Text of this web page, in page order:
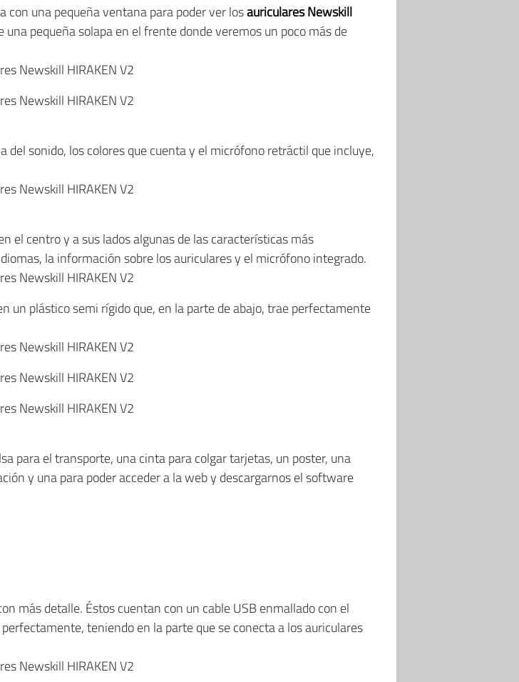
una pequeña ventana para poder ver losauriculares Newskill
pequeña solapa en el frente donde veremos un poco más de
del sonido, los colores que cuenta y el micrófono retráctil que incluye,
el centro y a sus lados algunas de las características más
la información sobre los auriculares y el micrófono integrado.
un plástico semi rígido que, en la parte de abajo, trae perfectamente
para el transporte, una cinta para colgar tarjetas, un poster, una
y una para poder acceder a la web y descargarnos el software
más detalle. Éstos cuentan con un cable USB enmallado con el
teniendo en la parte que se conecta a los auriculares